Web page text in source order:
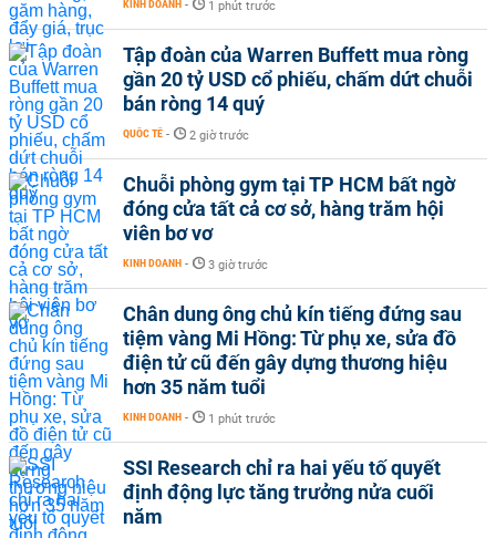
KINH DOANH - 1 phút trước
Tập đoàn của Warren Buffett mua ròng
gần 20 tỷ USD cổ phiếu, chấm dứt chuỗi
bán ròng 14 quý
QUỐC TẾ - 2 giờ trước
Chuỗi phòng gym tại TP HCM bất ngờ
đóng cửa tất cả cơ sở, hàng trăm hội
viên bơ vơ
KINH DOANH - 3 giờ trước
Chân dung ông chủ kín tiếng đứng sau
tiệm vàng Mi Hồng: Từ phụ xe, sửa đồ
điện tử cũ đến gây dựng thương hiệu
hơn 35 năm tuổi
KINH DOANH - 1 phút trước
SSI Research chỉ ra hai yếu tố quyết
định động lực tăng trưởng nửa cuối
năm